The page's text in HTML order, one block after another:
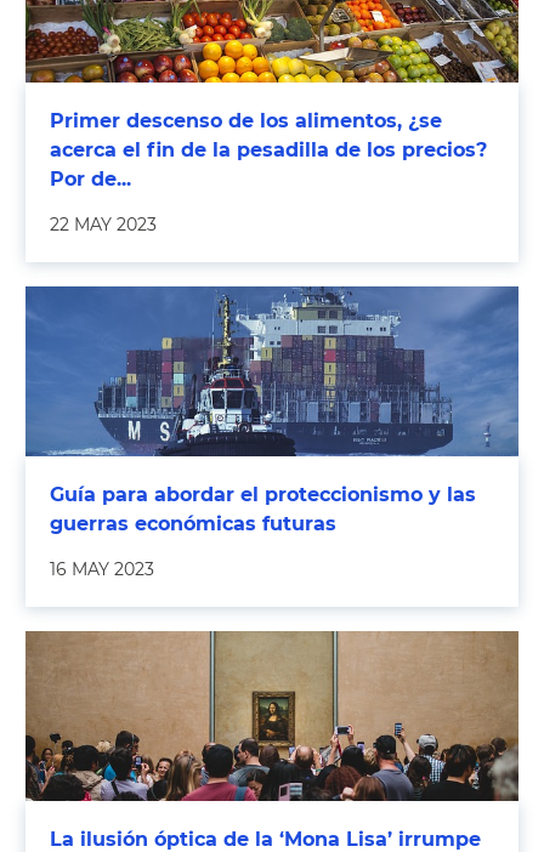
Primer descenso de los alimentos, ¿se
acerca el fin de la pesadilla de los precios?
Por de...
22 MAY 2023
Guía para abordar el proteccionismo y las
guerras económicas futuras
16 MAY 2023
La ilusión óptica de la ‘Mona Lisa’ irrumpe